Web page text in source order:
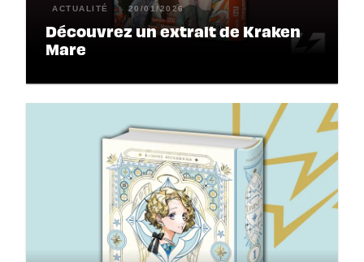
ACTUALITÉ 20/01/2026
Découvrez un extrait de Kraken
Mare